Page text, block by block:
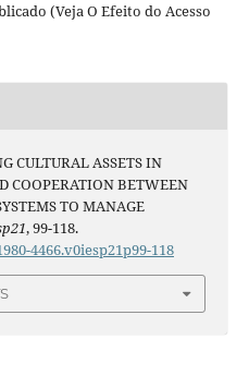
(Veja O Efeito do Acesso
CULTURAL ASSETS IN
COOPERATION BETWEEN
TO MANAGE
, 99-118.
4466.v0iesp21p99-118